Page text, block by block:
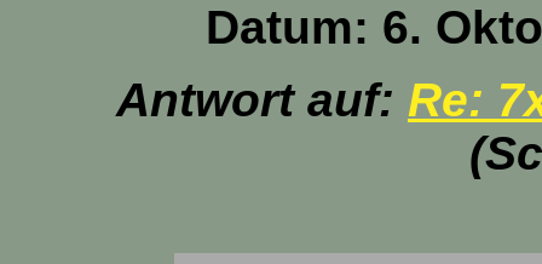
Datum: 6.
Antwort auf: Re: